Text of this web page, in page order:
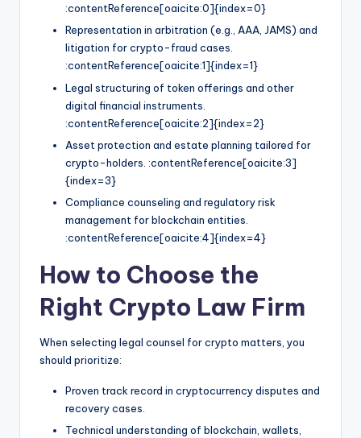
:contentReference[oaicite:0]{index=0}
Representation in arbitration (e.g., AAA, JAMS) and
litigation for crypto-fraud cases.
:contentReference[oaicite:1]{index=1}
Legal structuring of token offerings and other
digital financial instruments.
:contentReference[oaicite:2]{index=2}
Asset protection and estate planning tailored for
crypto-holders. :contentReference[oaicite:3]
{index=3}
Compliance counseling and regulatory risk
management for blockchain entities.
:contentReference[oaicite:4]{index=4}
How to Choose the
Right Crypto Law Firm
When selecting legal counsel for crypto matters, you
should prioritize:
Proven track record in cryptocurrency disputes and
recovery cases.
Technical understanding of blockchain, wallets,